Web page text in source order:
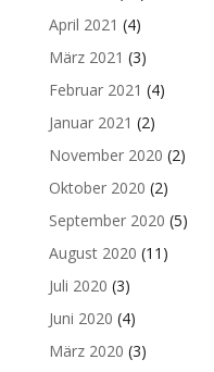
April 2021 (4)
März 2021 (3)
Februar 2021 (4)
Januar 2021 (2)
November 2020 (2)
Oktober 2020 (2)
September 2020 (5)
August 2020 (11)
Juli 2020 (3)
Juni 2020 (4)
März 2020 (3)